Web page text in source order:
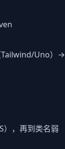
Tailwind/Uno）→
），再到类名弱